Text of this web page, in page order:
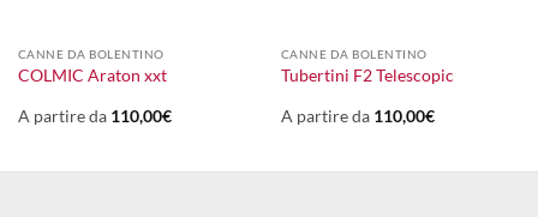
CANNE DA BOLENTINO
COLMIC Araton xxt
A partire da 110,00€
CANNE DA BOLENTINO
Tubertini F2 Telescopic
A partire da 110,00€